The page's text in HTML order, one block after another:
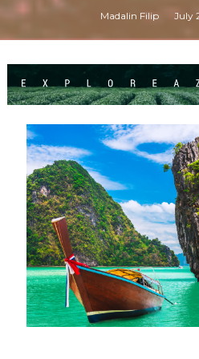
Madalin Filip July